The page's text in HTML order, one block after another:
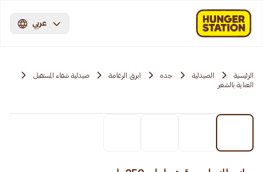
عربي
الرئيسية الصيدلية جده ابرق الرغامة
صيدلية شفاء المستقبل
العناية بالشعر